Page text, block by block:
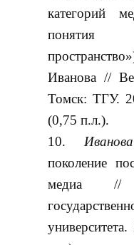
категорий
понятия
Иванова //
Томск: ТГУ.
(0,75 п.л.).
поколение
медиа //